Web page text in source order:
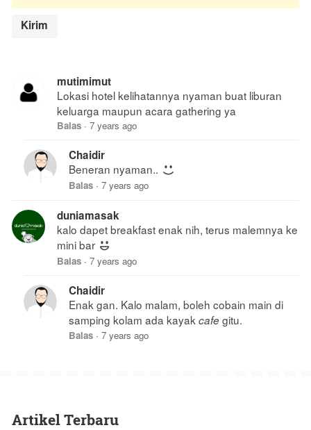
mutimimut
Lokasi hotel kelihatannya nyaman buat liburan
keluarga maupun acara gathering ya
Balas · 7 years ago
Chaidir
Beneran nyaman..
Balas · 7 years ago
duniamasak
kalo dapet breakfast enak nih, terus malemnya ke
mini bar
Balas · 7 years ago
Chaidir
Enak gan. Kalo malam, boleh cobain main di
samping kolam ada kayak cafe gitu.
Balas · 7 years ago
Artikel Terbaru